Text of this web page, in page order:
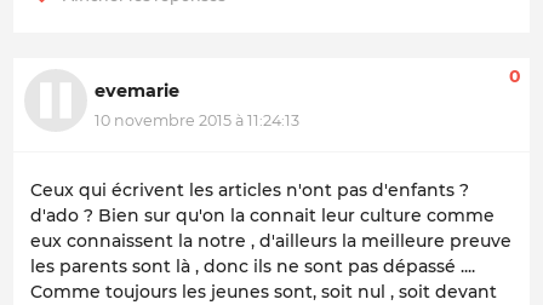
evemarie
10 novembre 2015 à 11:24:13
0
Ceux qui écrivent les articles n'ont pas d'enfants ?
d'ado ? Bien sur qu'on la connait leur culture comme
eux connaissent la notre , d'ailleurs la meilleure preuve
les parents sont là , donc ils ne sont pas dépassé ....
Comme toujours les jeunes sont, soit nul , soit devant